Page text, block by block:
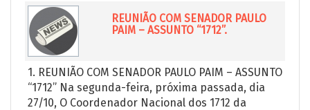
REUNIÃO COM SENADOR PAULO
PAIM – ASSUNTO “1712”.
1. REUNIÃO COM SENADOR PAULO PAIM – ASSUNTO
“1712” Na segunda-feira, próxima passada, dia
27/10, O Coordenador Nacional dos 1712 da